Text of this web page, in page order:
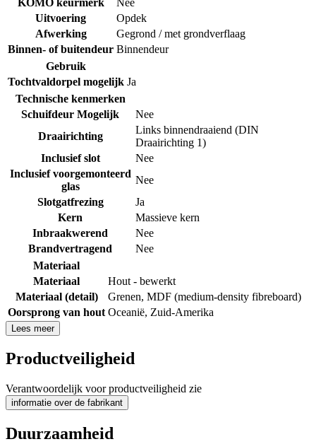
Uitvoering
Opdek
Afwerking
Gegrond / met grondverflaag
Binnen- of buitendeur Binnendeur
Gebruik
Tochtvaldorpel mogelijk Ja
Technische kenmerken
Schuifdeur Mogelijk
Nee
Draairichting
Links binnendraaiend (DIN
Draairichting 1)
Inclusief slot
Nee
Inclusief voorgemonteerd
glas
Nee
Slotgatfrezing
Ja
Kern
Massieve kern
Inbraakwerend
Nee
Brandvertragend
Nee
Materiaal
Materiaal
Hout - bewerkt
Materiaal (detail)
Grenen, MDF (medium-density fibreboard)
Oorsprong van hout Oceanië, Zuid-Amerika
Lees meer
Productveiligheid
Verantwoordelijk voor productveiligheid zie
informatie over de fabrikant
Duurzaamheid